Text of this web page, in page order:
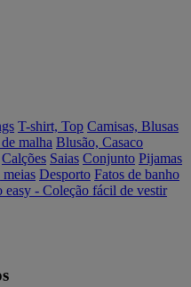
T-shirt, Top Camisas, Blusas
malha Blusão, Casaco
Calções Saias Conjunto Pijamas
Desporto Fatos de banho
easy - Coleção fácil de vestir